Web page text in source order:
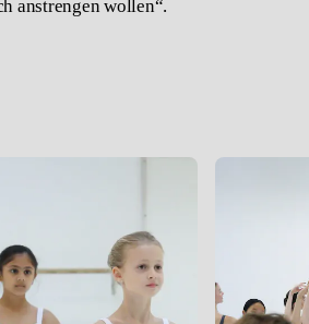
anstrengen wollen“.